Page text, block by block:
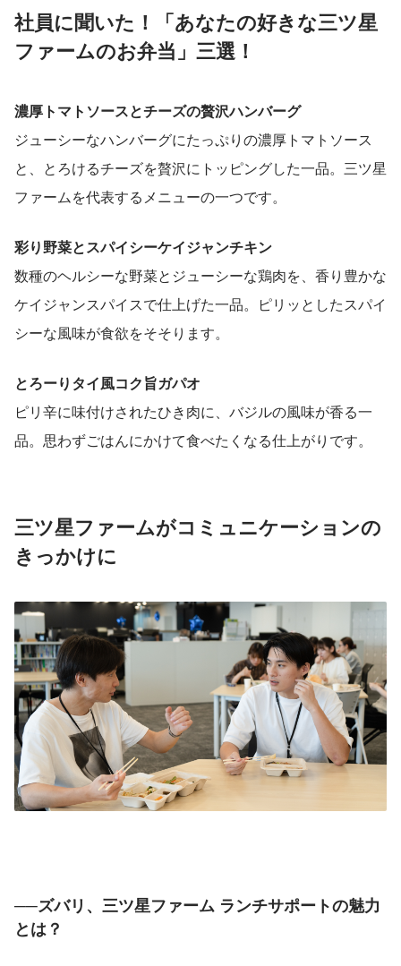
社員に聞いた！「あなたの好きな三ツ星
ファームのお弁当」三選！
濃厚トマトソースとチーズの贅沢ハンバーグ
ジューシーなハンバーグにたっぷりの濃厚トマトソース
と、とろけるチーズを贅沢にトッピングした一品。三ツ星
ファームを代表するメニューの一つです。
彩り野菜とスパイシーケイジャンチキン
数種のヘルシーな野菜とジューシーな鶏肉を、香り豊かな
ケイジャンスパイスで仕上げた一品。ピリッとしたスパイ
シーな風味が食欲をそそります。
とろーりタイ風コク旨ガパオ
ピリ辛に味付けされたひき肉に、バジルの風味が香る一
品。思わずごはんにかけて食べたくなる仕上がりです。
三ツ星ファームがコミュニケーションの
きっかけに
──ズバリ、三ツ星ファーム ランチサポートの魅力
とは？